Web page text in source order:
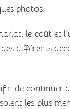
photos.
le coût et
différents
de continuer
les plus